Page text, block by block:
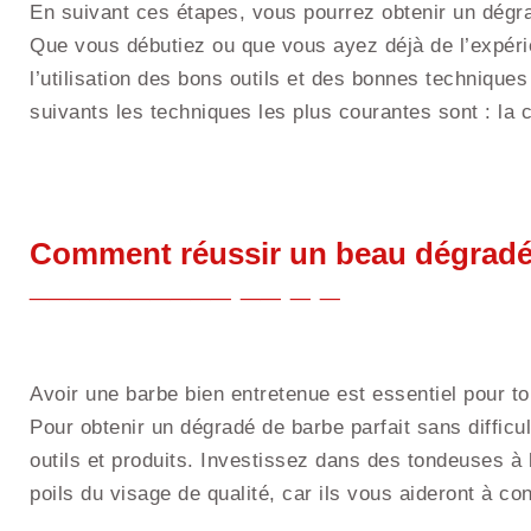
En suivant ces étapes, vous pourrez obtenir un
Que vous débutiez ou que vous ayez déjà de
l’utilisation des bons outils et des bonnes
suivants les techniques les plus courantes sont : la
Comment réussir un beau
Avoir une barbe bien entretenue est essentiel pour
Pour obtenir un dégradé de barbe parfait sans
outils et produits. Investissez dans des tondeuses à
poils du visage de qualité, car ils vous aideront à